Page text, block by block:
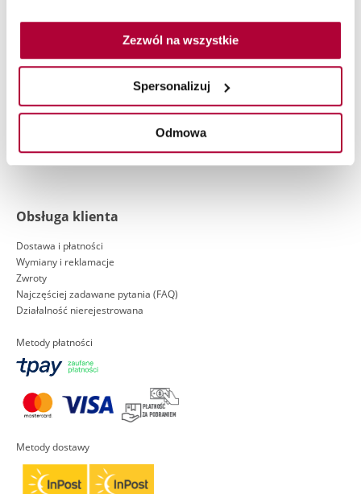
Zezwól na wszystkie
Spersonalizuj
Odmowa
Klauzula informacyjna Wella
Polityka cookies
Ustawienia plików cookie
Obsługa klienta
Dostawa i płatności
Wymiany i reklamacje
Zwroty
Najczęściej zadawane pytania (FAQ)
Działalność nierejestrowana
Metody płatności
Metody dostawy